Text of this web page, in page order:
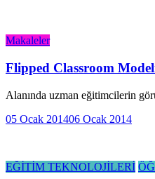
Makaleler
Flipped Classroom
Alanında uzman eğitimcilerin
05 Ocak 201406 Ocak 2014
EĞİTİM TEKNOLOJİLERİ